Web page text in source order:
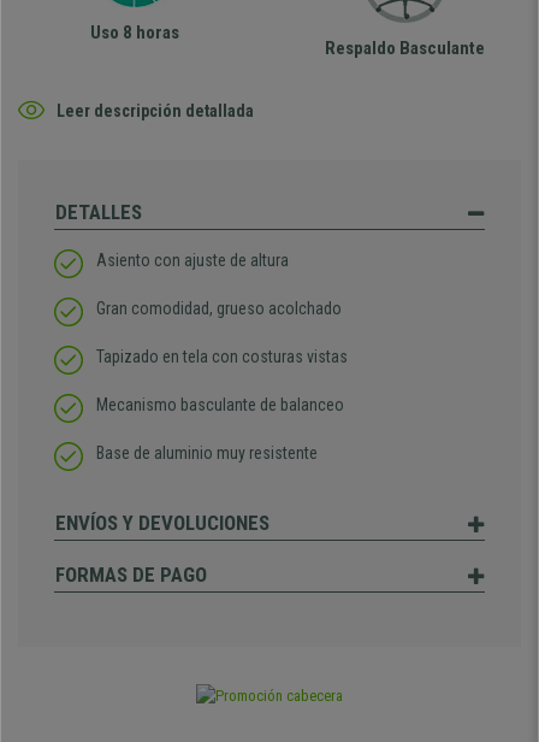
Uso 8 horas
Respaldo Basculante
Leer descripción detallada
DETALLES
Asiento con ajuste de altura
Gran comodidad, grueso acolchado
Tapizado en tela con costuras vistas
Mecanismo basculante de balanceo
Base de aluminio muy resistente
ENVÍOS Y DEVOLUCIONES
FORMAS DE PAGO